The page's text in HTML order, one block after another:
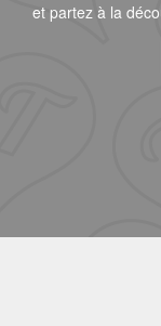
et partez à la